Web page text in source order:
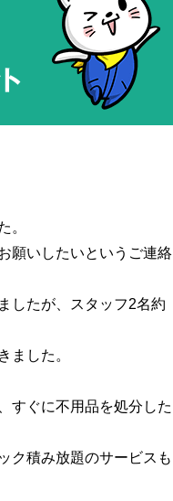
願いしたいというご連絡
したが、スタッフ2名約
した。
すぐに不用品を処分した
ク積み放題のサービスも